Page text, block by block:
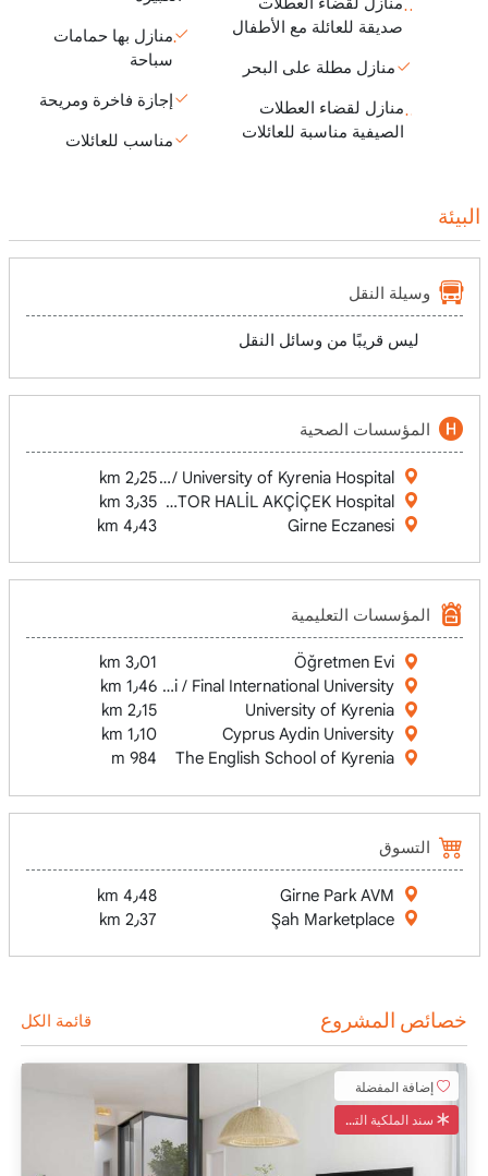
صديقة للعائلة مع الأطفال
منازل مطلة على البحر
منازل لقضاء العطلات
الصيفية مناسبة للعائلات
منازل بها حمامات
سباحة
إجازة فاخرة ومريحة
مناسب للعائلات
البيئة
وسيلة النقل
ليس قريبًا من وسائل النقل
المؤسسات الصحية
Üniversitesi Hastanesi / University of Kyrenia Hospital
2٫25 km
DOKTOR HALİL AKÇİÇEK Hospital
3٫35 km
Girne Eczanesi
4٫43 km
المؤسسات التعليمية
Öğretmen Evi
3٫01 km
Final Üniversitesi / Final International University
1٫46 km
University of Kyrenia
2٫15 km
Cyprus Aydin University
1٫10 km
The English School of Kyrenia
984 m
التسوق
Girne Park AVM
4٫48 km
Şah Marketplace
2٫37 km
خصائص المشروع قائمة الكل
إضافة المفضلة
سند الملكية التركي